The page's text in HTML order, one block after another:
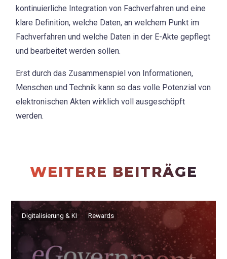
kontinuierliche Integration von Fachverfahren und eine
klare Definition, welche Daten, an welchem Punkt im
Fachverfahren und welche Daten in der E-Akte gepflegt
und bearbeitet werden sollen.
Erst durch das Zusammenspiel von Informationen,
Menschen und Technik kann so das volle Potenzial von
elektronischen Akten wirklich voll ausgeschöpft
werden.
WEITERE BEITRÄGE
Digitalisierung & KI Rewards